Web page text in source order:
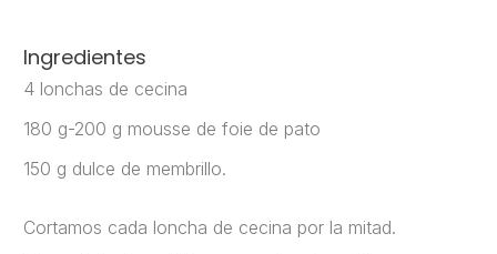
Ingredientes
4 lonchas de cecina
180 g-200 g mousse de foie de pato
150 g dulce de membrillo.
Cortamos cada loncha de cecina por la mitad.